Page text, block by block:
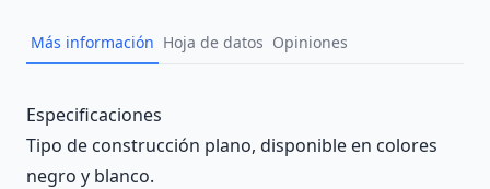
Más información Hoja de datos Opiniones
Description
Especificaciones
Tipo de construcción plano, disponible en colores
negro y blanco.